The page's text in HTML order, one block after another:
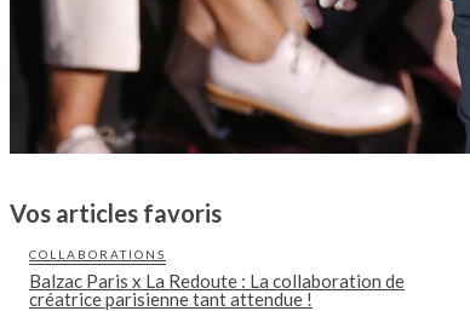
Vos articles favoris
COLLABORATIONS
Balzac Paris x La Redoute : La collaboration de
créatrice parisienne tant attendue !